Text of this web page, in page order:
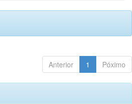
Anterior 1 Póximo